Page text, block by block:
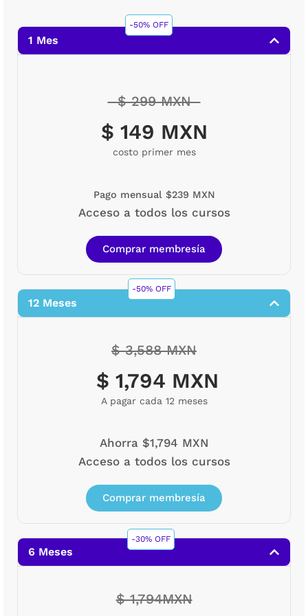
-50% OFF
1 Mes
$ 299 MXN
$ 149 MXN
costo primer mes
Pago mensual $239 MXN
Acceso a todos los cursos
Comprar membresía
-50% OFF
12 Meses
$ 3,588 MXN
$ 1,794 MXN
A pagar cada 12 meses
Ahorra $1,794 MXN
Acceso a todos los cursos
Comprar membresía
-30% OFF
6 Meses
$ 1,794MXN